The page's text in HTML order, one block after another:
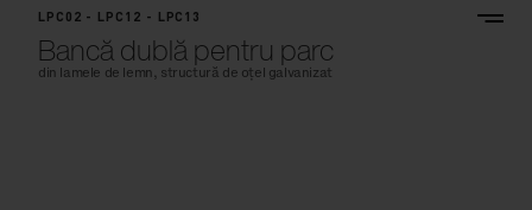
LPC02 - LPC12 - LPC13
Bancă dublă pentru parc
din lamele de lemn, structură de oțel galvanizat